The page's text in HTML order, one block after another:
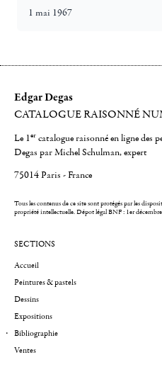
1 mai 1967
Edgar Degas
CATALOGUE RAISONNÉ
Le 1er catalogue raisonné en ligne des
Degas par Michel Schulman, expert
75014 Paris - France
Tous les contenus de ce site sont protégés par les
propriété intellectuelle.Dépot légal BNF : 1er
SECTIONS
Accueil
Peintures & pastels
Dessins
Expositions
Bibliographie
Ventes